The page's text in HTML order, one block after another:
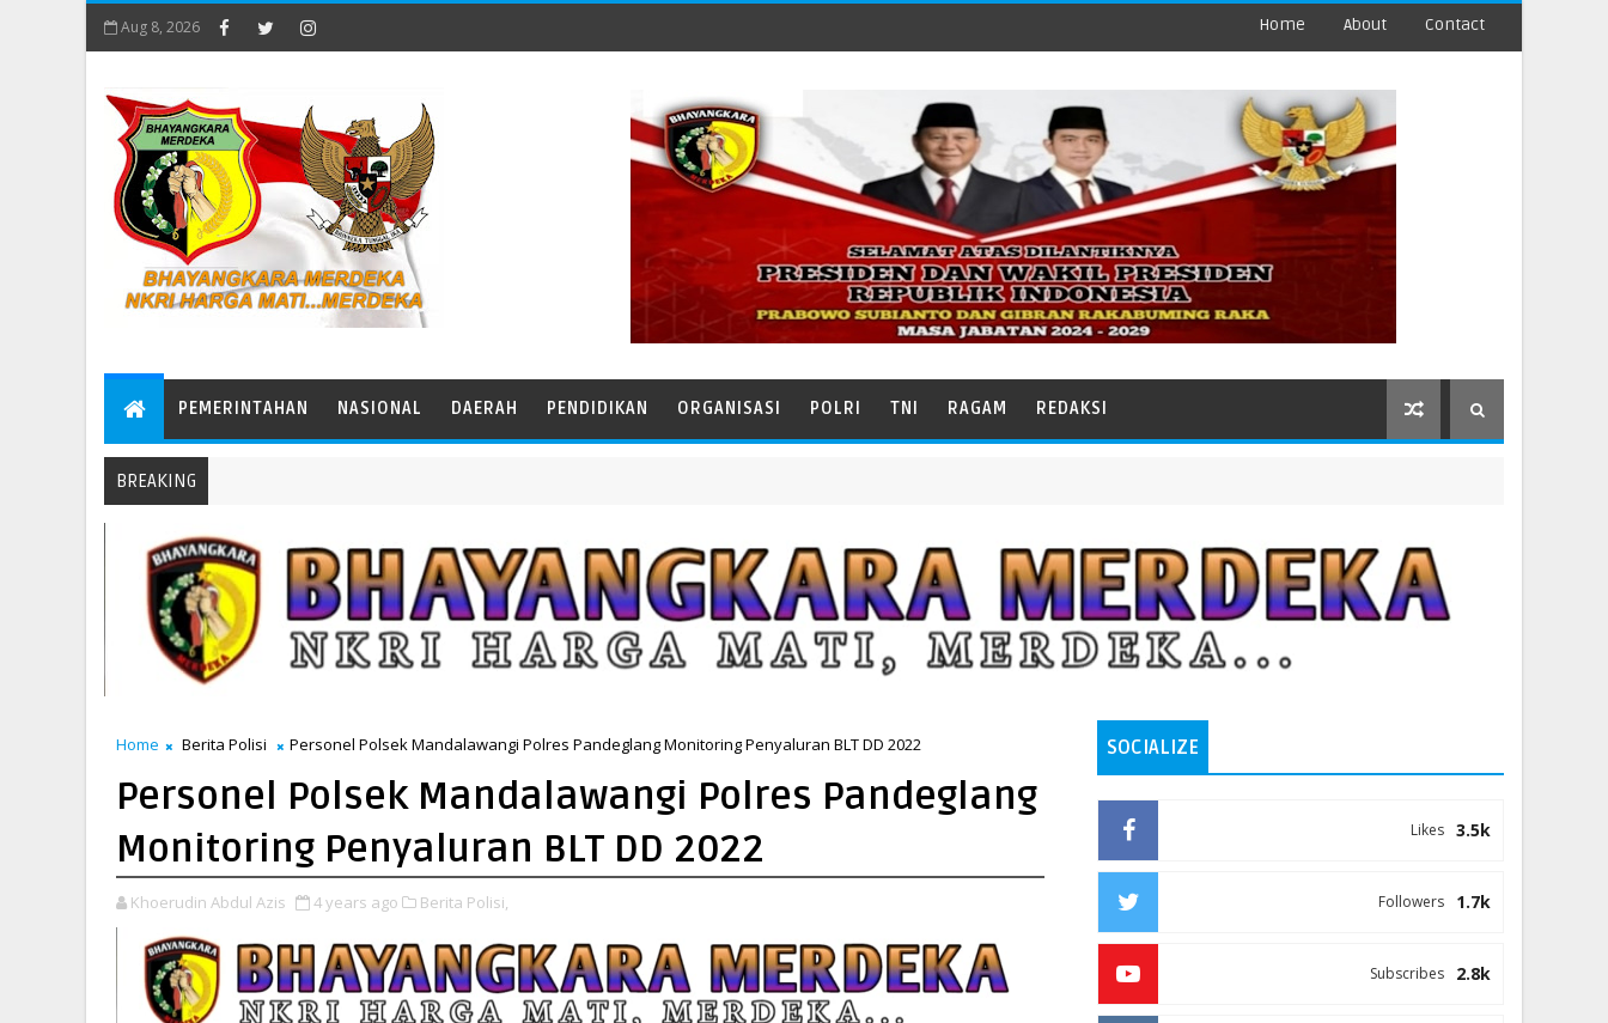
Aug 8, 2026 Home About Contact
PEMERINTAHAN NASIONAL DAERAH PENDIDIKAN ORGANISASI POLRI TNI RAGAM REDAKSI
BREAKING
Home Berita Polisi Personel Polsek Mandalawangi Polres Pandeglang Monitoring Penyaluran BLT DD 2022
Personel Polsek Mandalawangi Polres Pandeglang
Monitoring Penyaluran BLT DD 2022
Khoerudin Abdul Azis 4 years ago Berita Polisi,
SOCIALIZE
3.5k
Likes
1.7k
Followers
2.8k
Subscribes